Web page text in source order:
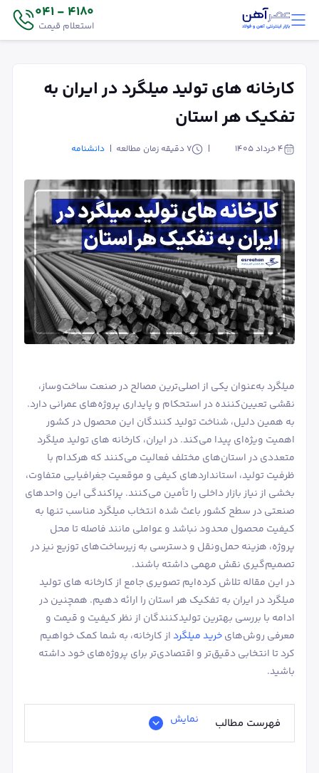
4180 - 041
استعلام قیمت
کارخانه های تولید میلگرد در ایران به
تفکیک هر استان
۴ خرداد ۱۴۰۵ 7 دقیقه زمان مطالعه دانشنامه
میلگرد به‌عنوان یکی از اصلی‌ترین مصالح در صنعت ساخت‌وساز،
نقشی تعیین‌کننده در استحکام و پایداری پروژه‌های عمرانی دارد.
به همین دلیل، شناخت تولید کنندگان این محصول در کشور
اهمیت ویژه‌ای پیدا می‌کند. در ایران، کارخانه های تولید میلگرد
متعددی در استان‌های مختلف فعالیت می‌کنند که هرکدام با
ظرفیت تولید، استانداردهای کیفی و موقعیت جغرافیایی متفاوت،
بخشی از نیاز بازار داخلی را تأمین می‌کنند. پراکندگی این واحدهای
صنعتی در سطح کشور باعث شده انتخاب میلگرد مناسب تنها به
کیفیت محصول محدود نباشد و عواملی مانند فاصله تا محل
پروژه، هزینه حمل‌ونقل و دسترسی به زیرساخت‌های توزیع نیز در
تصمیم‌گیری نقش مهمی داشته باشند.
در این مقاله تلاش کرده‌ایم تصویری جامع از کارخانه های تولید
میلگرد در ایران به تفکیک هر استان را ارائه دهیم. همچنین در
ادامه با بررسی بهترین تولیدکنندگان از نظر کیفیت و قیمت و
معرفی روش‌هایخرید میلگرداز کارخانه، به شما کمک خواهیم
کرد تا انتخابی دقیق‌تر و اقتصادی‌تر برای پروژه‌های خود داشته
باشید.
فهرست مطالب نمایش